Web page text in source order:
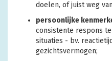
doelen, of juist weg
persoonlijke
consistente respons
situaties - bv.
gezichtsvermogen;